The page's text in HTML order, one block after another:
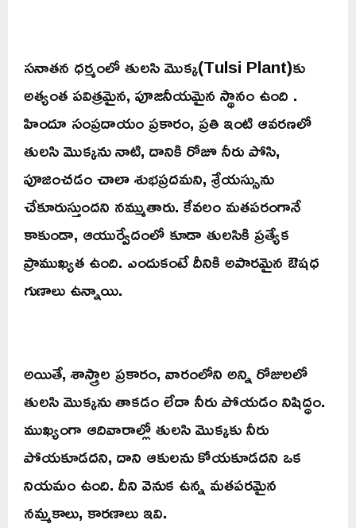
సనాతన ధర్మంలో తులసి మొక్క(Tulsi Plant)కు
అత్యంత పవిత్రమైన, పూజనీయమైన స్థానం ఉంది .
హిందూ సంప్రదాయం ప్రకారం, ప్రతి ఇంటి ఆవరణలో
తులసి మొక్కను నాటి, దానికి రోజూ నీరు పోసి,
పూజించడం చాలా శుభప్రదమని, శ్రేయస్సును
చేకూరుస్తుందని నమ్ముతారు. కేవలం మతపరంగానే
కాకుండా, ఆయుర్వేదంలో కూడా తులసికి ప్రత్యేక
ప్రాముఖ్యత ఉంది. ఎందుకంటే దీనికి అపారమైన ఔషధ
గుణాలు ఉన్నాయి.
అయితే, శాస్త్రాల ప్రకారం, వారంలోని అన్ని రోజులలో
తులసి మొక్కను తాకడం లేదా నీరు పోయడం నిషిద్ధం.
ముఖ్యంగా ఆదివారాల్లో తులసి మొక్కకు నీరు
పోయకూడదని, దాని ఆకులను కోయకూడదని ఒక
నియమం ఉంది. దీని వెనుక ఉన్న మతపరమైన
నమ్మకాలు, కారణాలు ఇవి.